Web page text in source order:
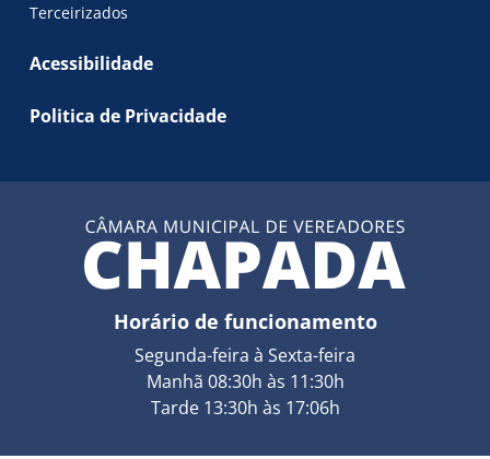
Terceirizados
Acessibilidade
Politica de Privacidade
Horário de funcionamento
Segunda-feira à Sexta-feira
Manhã 08:30h às 11:30h
Tarde 13:30h às 17:06h